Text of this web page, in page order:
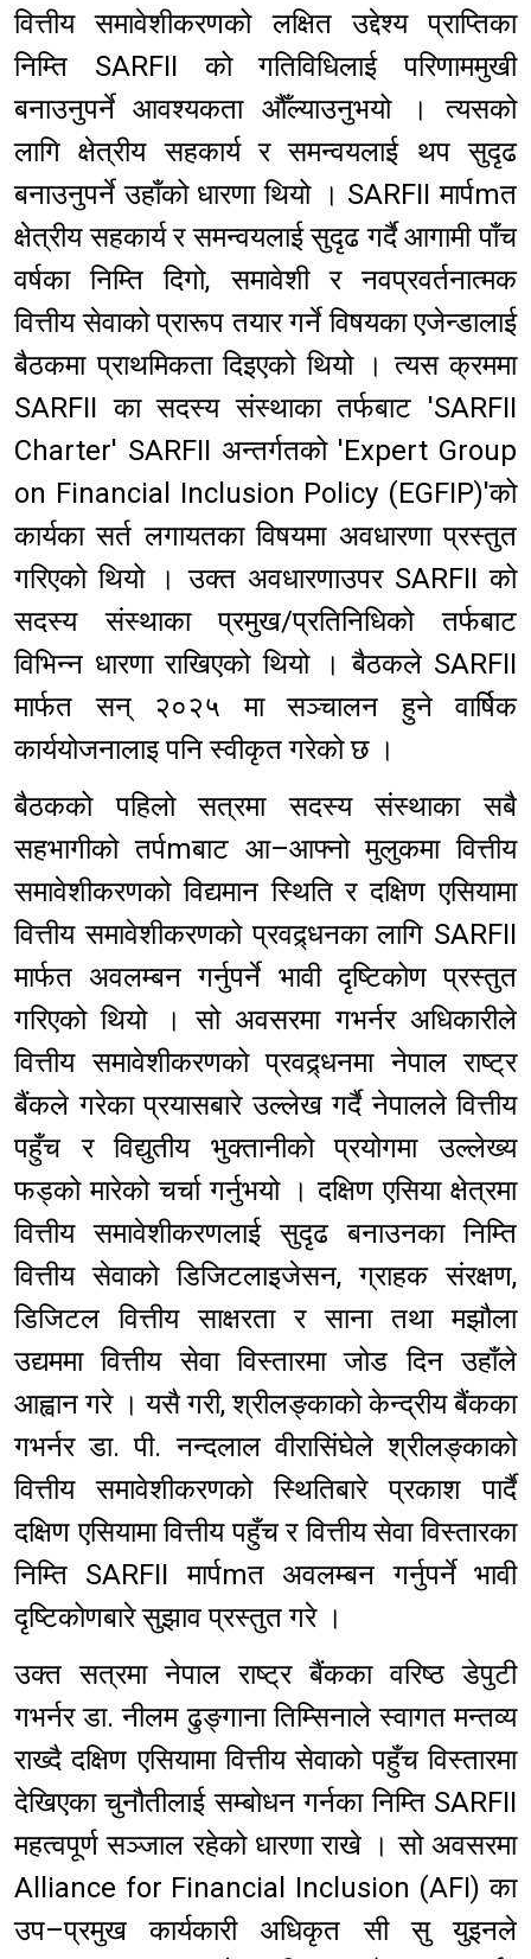
वित्तीय समावेशीकरणको लक्षित उद्देश्य प्राप्तिका
निम्ति SARFII को गतिविधिलाई परिणाममुखी
बनाउनुपर्ने आवश्यकता औँल्याउनुभयो । त्यसको
लागि क्षेत्रीय सहकार्य र समन्वयलाई थप सुदृढ
बनाउनुपर्ने उहाँको धारणा थियो । SARFII मार्पmत
क्षेत्रीय सहकार्य र समन्वयलाई सुदृढ गर्दै आगामी पाँच
वर्षका निम्ति दिगो, समावेशी र नवप्रवर्तनात्मक
वित्तीय सेवाको प्रारूप तयार गर्ने विषयका एजेन्डालाई
बैठकमा प्राथमिकता दिइएको थियो । त्यस क्रममा
SARFII का सदस्य संस्थाका तर्फबाट 'SARFII
Charter' SARFII अन्तर्गतको 'Expert Group
on Financial Inclusion Policy (EGFIP)'को
कार्यका सर्त लगायतका विषयमा अवधारणा प्रस्तुत
गरिएको थियो । उक्त अवधारणाउपर SARFII को
सदस्य संस्थाका प्रमुख/प्रतिनिधिको तर्फबाट
विभिन्न धारणा राखिएको थियो । बैठकले SARFII
मार्फत सन् २०२५ मा सञ्चालन हुने वार्षिक
कार्ययोजनालाइ पनि स्वीकृत गरेको छ ।
बैठकको पहिलो सत्रमा सदस्य संस्थाका सबै
सहभागीको तर्पmबाट आ–आफ्नो मुलुकमा वित्तीय
समावेशीकरणको विद्यमान स्थिति र दक्षिण एसियामा
वित्तीय समावेशीकरणको प्रवद्र्धनका लागि SARFII
मार्फत अवलम्बन गर्नुपर्ने भावी दृष्टिकोण प्रस्तुत
गरिएको थियो । सो अवसरमा गभर्नर अधिकारीले
वित्तीय समावेशीकरणको प्रवद्र्धनमा नेपाल राष्ट्र
बैंकले गरेका प्रयासबारे उल्लेख गर्दै नेपालले वित्तीय
पहुँच र विद्युतीय भुक्तानीको प्रयोगमा उल्लेख्य
फड्को मारेको चर्चा गर्नुभयो । दक्षिण एसिया क्षेत्रमा
वित्तीय समावेशीकरणलाई सुदृढ बनाउनका निम्ति
वित्तीय सेवाको डिजिटलाइजेसन, ग्राहक संरक्षण,
डिजिटल वित्तीय साक्षरता र साना तथा मझौला
उद्यममा वित्तीय सेवा विस्तारमा जोड दिन उहाँले
आह्वान गरे । यसै गरी, श्रीलङ्काको केन्द्रीय बैंकका
गभर्नर डा. पी. नन्दलाल वीरासिंघेले श्रीलङ्काको
वित्तीय समावेशीकरणको स्थितिबारे प्रकाश पार्दै
दक्षिण एसियामा वित्तीय पहुँच र वित्तीय सेवा विस्तारका
निम्ति SARFII मार्पmत अवलम्बन गर्नुपर्ने भावी
दृष्टिकोणबारे सुझाव प्रस्तुत गरे ।
उक्त सत्रमा नेपाल राष्ट्र बैंकका वरिष्ठ डेपुटी
गभर्नर डा. नीलम ढुङ्गाना तिम्सिनाले स्वागत मन्तव्य
राख्दै दक्षिण एसियामा वित्तीय सेवाको पहुँच विस्तारमा
देखिएका चुनौतीलाई सम्बोधन गर्नका निम्ति SARFII
महत्वपूर्ण सञ्जाल रहेको धारणा राखे । सो अवसरमा
Alliance for Financial Inclusion (AFI) का
उप–प्रमुख कार्यकारी अधिकृत सी सु युइनले